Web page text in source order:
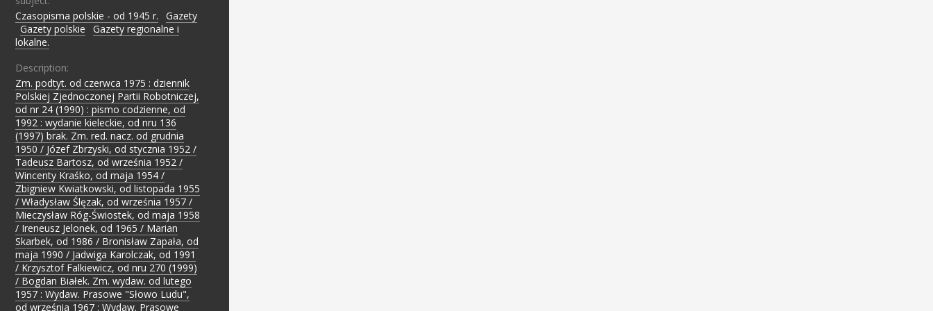
Czasopisma polskie - od 1945 r.
Gazety
Gazety polskie
Gazety regionalne i
lokalne.
Description:
Zm. podtyt. od czerwca 1975 : dziennik
Polskiej Zjednoczonej Partii Robotniczej,
od nr 24 (1990) : pismo codzienne, od
1992 : wydanie kieleckie, od nru 136
(1997) brak. Zm. red. nacz. od grudnia
1950 / Józef Zbrzyski, od stycznia 1952 /
Tadeusz Bartosz, od września 1952 /
Wincenty Kraśko, od maja 1954 /
Zbigniew Kwiatkowski, od listopada 1955
/ Władysław Ślęzak, od września 1957 /
Mieczysław Róg-Świostek, od maja 1958
/ Ireneusz Jelonek, od 1965 / Marian
Skarbek, od 1986 / Bronisław Zapała, od
maja 1990 / Jadwiga Karolczak, od 1991
/ Krzysztof Falkiewicz, od nru 270 (1999)
/ Bogdan Białek. Zm. wydaw. od lutego
1957 : Wydaw. Prasowe "Słowo Ludu",
od września 1967 : Wydaw. Prasowe